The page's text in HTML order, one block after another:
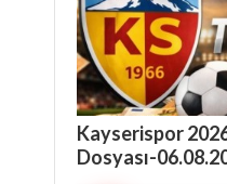
Kayserispor
Dosyası-